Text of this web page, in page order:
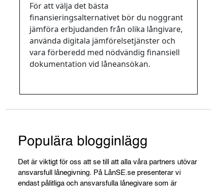
mitt fastighetskÃp?
För att välja det bästa
finansieringsalternativet bör du noggrant
jämföra erbjudanden från olika långivare,
använda digitala jämförelsetjänster och
vara förberedd med nödvändig finansiell
dokumentation vid låneansökan.
Populära blogginlägg
Det är viktigt för oss att se till att alla våra partners utövar
ansvarsfull lånegivning. På LånSE.se presenterar vi
endast pålitliga och ansvarsfulla lånegivare som är